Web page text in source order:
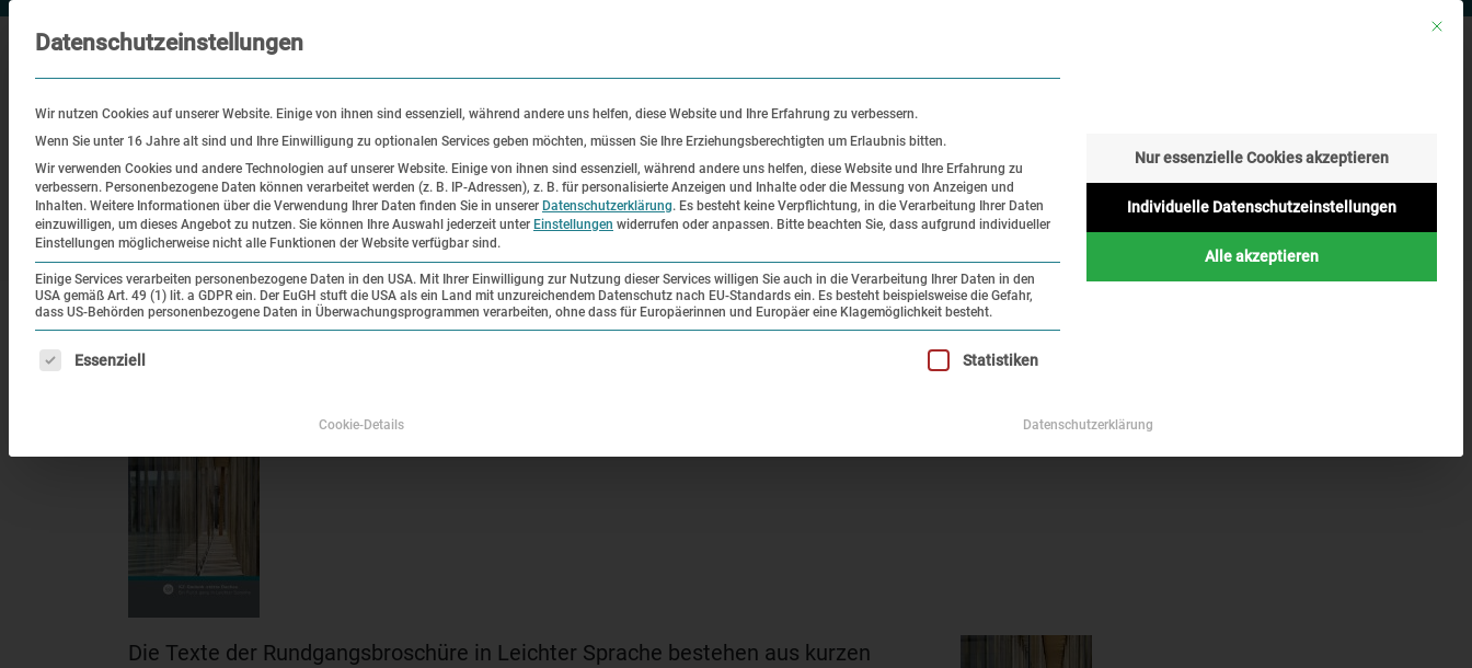
Besuch Bildung
Historischer
Ort
Ausstellungen
Forschung und
Sammlung
Geschichte
Online
Aktuelles
Startseite | Rundgangsbroschüre in Leichter Sprache
Die Texte der Rundgangsbroschüre in Leichter Sprache bestehen aus kurzen
Mit
Datenschutzeinstellungen
Wir nutzen Cookies auf unserer Website. Einige von ihnen sind essenziell, während andere uns helfen, diese Website und Ihre Erfahrung zu verbessern.
Wenn Sie unter 16 Jahre alt sind und Ihre Einwilligung zu optionalen Services geben möchten, müssen Sie Ihre Erziehungsberechtigten um Erlaubnis bitten.
Wir verwenden Cookies und andere Technologien auf unserer Website. Einige von ihnen sind essenziell, während andere uns helfen, diese Website und Ihre Erfahrung zu
verbessern. Personenbezogene Daten können verarbeitet werden (z. B. IP-Adressen), z. B. für personalisierte Anzeigen und Inhalte oder die Messung von Anzeigen und
Inhalten. Weitere Informationen über die Verwendung Ihrer Daten finden Sie in unserer Datenschutzerklärung. Es besteht keine Verpflichtung, in die Verarbeitung Ihrer Daten
einzuwilligen, um dieses Angebot zu nutzen. Sie können Ihre Auswahl jederzeit unter Einstellungen widerrufen oder anpassen. Bitte beachten Sie, dass aufgrund individueller
Einstellungen möglicherweise nicht alle Funktionen der Website verfügbar sind.
Einige Services verarbeiten personenbezogene Daten in den USA. Mit Ihrer Einwilligung zur Nutzung dieser Services willigen Sie auch in die Verarbeitung Ihrer Daten in den
USA gemäß Art. 49 (1) lit. a GDPR ein. Der EuGH stuft die USA als ein Land mit unzureichendem Datenschutz nach EU-Standards ein. Es besteht beispielsweise die Gefahr,
dass US-Behörden personenbezogene Daten in Überwachungsprogrammen verarbeiten, ohne dass für Europäerinnen und Europäer eine Klagemöglichkeit besteht.
Es folgt eine Liste der Service-Gruppen, für die eine Einwilligung erteilt werden kann. Die erste Service-Gruppe ist essenziell und kann nicht abgewählt werden.
Essenziell Statistiken
Nur essenzielle Cookies akzeptieren
Individuelle Datenschutzeinstellungen
Alle akzeptieren
Cookie-Details Datenschutzerklärung